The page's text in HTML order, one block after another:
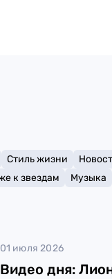
Стиль жизни
к звездам Музыка
01 июля 2026
Видео дня: